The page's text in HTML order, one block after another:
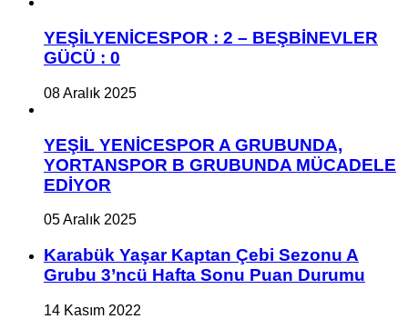
YEŞİLYENİCESPOR : 2 – BEŞBİNEVLER
GÜCÜ : 0
08 Aralık 2025
YEŞİL YENİCESPOR A GRUBUNDA,
YORTANSPOR B GRUBUNDA MÜCADELE
EDİYOR
05 Aralık 2025
Karabük Yaşar Kaptan Çebi Sezonu A
Grubu 3’ncü Hafta Sonu Puan Durumu
14 Kasım 2022